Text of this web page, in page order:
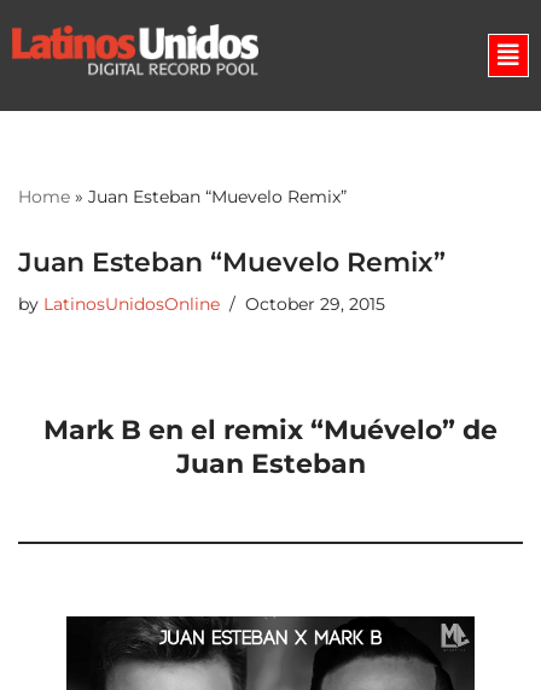
Skip
Home » Juan Esteban “Muevelo Remix”
Juan Esteban “Muevelo Remix”
by LatinosUnidosOnline October 29, 2015
Mark B en el remix “Muévelo” de
Juan Esteban